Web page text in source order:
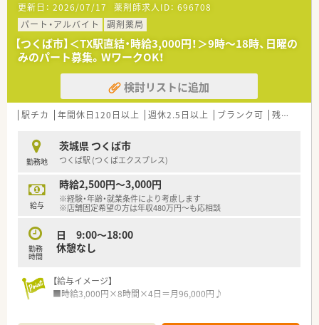
更新日： 2026/07/17 薬剤師求人ID： 696708
パート・アルバイト
調剤薬局
【つくば市】＜TX駅直結・時給3,000円！＞9時～18時、日曜の
みのパート募集。WワークOK！
検討リストに追加
駅チカ 年間休日120日以上 週休2.5日以上 ブランク可 残業なし(ほぼなし含む)
勤務地
茨城県 つくば市
つくば駅 (つくばエクスプレス)
給与
時給2,500円～3,000円
※経験・年齢・就業条件により考慮します
※店舗固定希望の方は年収480万円～も応相談
勤務
時間
日 9:00～18:00
休憩なし
【給与イメージ】
■時給3,000円×8時間×4日＝月96,000円♪